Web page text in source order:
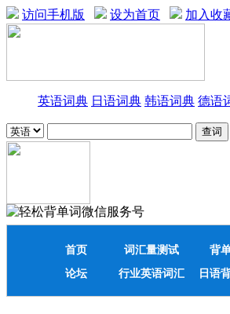
访问手机版 设为首页 加入收
英语词典 日语词典 韩语词典 德语
首页 词汇量测试 背
论坛
行业英语词汇 日语